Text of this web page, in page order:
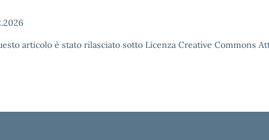
articolo è stato rilasciato sotto Licenza Creative Commons